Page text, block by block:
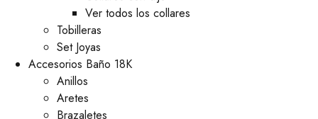
Ver todos los collares
Tobilleras
Set Joyas
Accesorios Baño 18K
Anillos
Aretes
Brazaletes